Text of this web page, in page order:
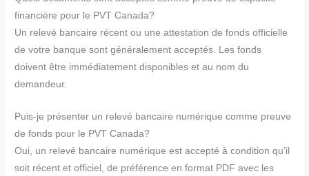
financière pour le PVT Canada?
Un relevé bancaire récent ou une attestation de fonds officielle
de votre banque sont généralement acceptés. Les fonds
doivent être immédiatement disponibles et au nom du
demandeur.
Puis-je présenter un relevé bancaire numérique comme preuve
de fonds pour le PVT Canada?
Oui, un relevé bancaire numérique est accepté à condition qu’il
soit récent et officiel, de préférence en format PDF avec les